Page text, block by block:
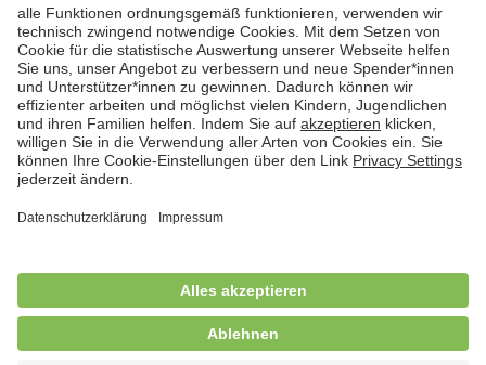
Kontakt